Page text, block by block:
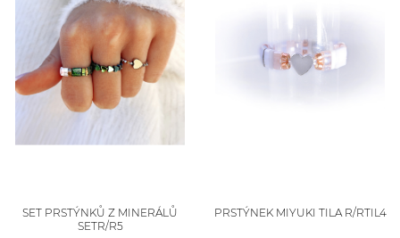
SET PRSTÝNKŮ Z MINERÁLŮ
SETR/R5
PRSTÝNEK MIYUKI TILA R/RTIL4